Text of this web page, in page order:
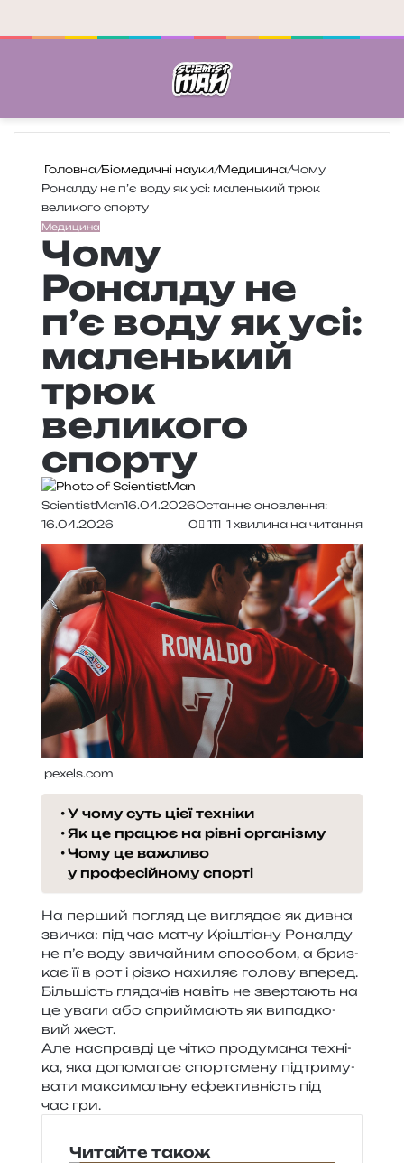
Головна/Біомедичні науки/Медицина/Чому
Роналду не п’є воду як усі: маленький трюк
великого спорту
Медицина
Чому
Роналду не
п’є воду як усі:
маленький
трюк
великого
спорту
ScientistMan16.04.2026Останнє оновлення:
16.04.2026
0 111 1 хвилина на читання
pexels.com
У чому суть цієї техніки
Як це працює на рівні організму
Чому це важливо
у професійному спорті
На пер­ший погляд це вигля­дає як дивна
зви­чка: під час матчу Кріштіану Роналду
не п’є воду зви­чай­ним спосо­бом, а бриз­
кає її в рот і різко нахи­ляє голо­ву впе­ред.
Більшість гля­да­чів навіть не звер­та­ють на
це уваги або спри­йма­ють як випад­ко­
вий жест.
Але насправ­ді це чітко про­ду­ма­на техні­
ка, яка допо­ма­гає спортс­ме­ну під­три­му­
ва­ти макси­маль­ну ефе­ктив­ність під
час гри.
Читайте також